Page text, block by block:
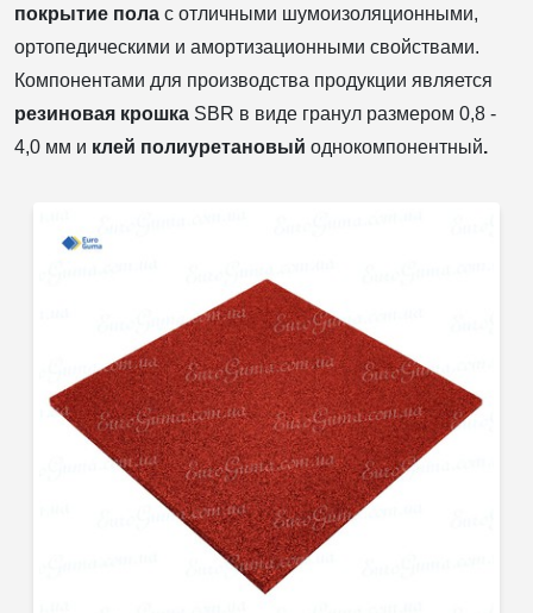
покрытие пола с отличными шумоизоляционными,
ортопедическими и амортизационными свойствами.
Компонентами для производства продукции является
резиновая крошка SBR в виде гранул размером 0,8 -
4,0 мм и клей полиуретановый однокомпонентный.